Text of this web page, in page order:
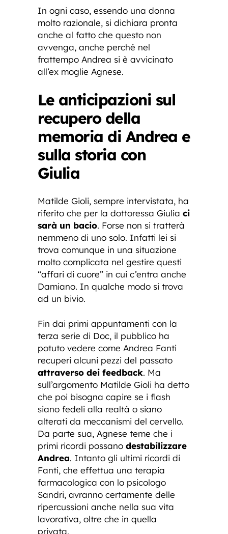
In ogni caso, essendo una donna
molto razionale, si dichiara pronta
anche al fatto che questo non
avvenga, anche perché nel
frattempo Andrea si è avvicinato
all’ex moglie Agnese.
Le anticipazioni sul
recupero della
memoria di Andrea e
sulla storia con
Giulia
Matilde Gioli, sempre intervistata, ha
riferito che per la dottoressa Giulia ci
sarà un bacio. Forse non si tratterà
nemmeno di uno solo. Infatti lei si
trova comunque in una situazione
molto complicata nel gestire questi
“affari di cuore” in cui c’entra anche
Damiano. In qualche modo si trova
ad un bivio.
Fin dai primi appuntamenti con la
terza serie di Doc, il pubblico ha
potuto vedere come Andrea Fanti
recuperi alcuni pezzi del passato
attraverso dei feedback. Ma
sull’argomento Matilde Gioli ha detto
che poi bisogna capire se i flash
siano fedeli alla realtà o siano
alterati da meccanismi del cervello.
Da parte sua, Agnese teme che i
primi ricordi possano destabilizzare
Andrea. Intanto gli ultimi ricordi di
Fanti, che effettua una terapia
farmacologica con lo psicologo
Sandri, avranno certamente delle
ripercussioni anche nella sua vita
lavorativa, oltre che in quella
privata.